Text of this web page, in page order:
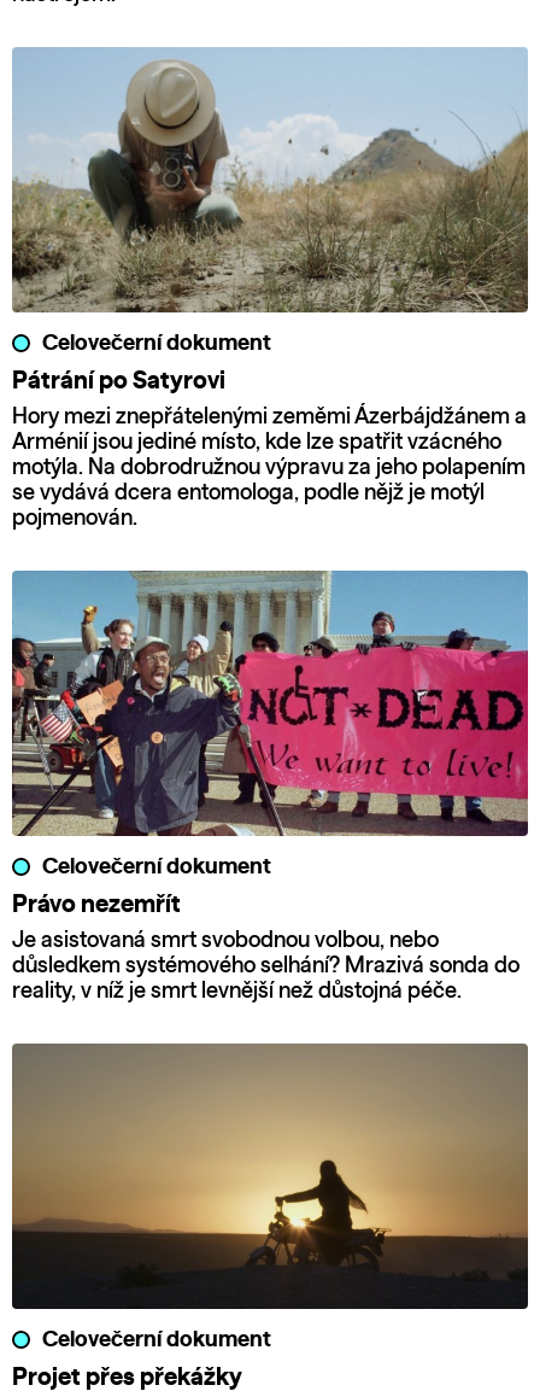
Celovečerní dokument
Pátrání po Satyrovi
Hory mezi znepřátelenými zeměmi Ázerbájdžánem a
Arménií jsou jediné místo, kde lze spatřit vzácného
motýla. Na dobrodružnou výpravu za jeho polapením
se vydává dcera entomologa, podle nějž je motýl
pojmenován.
Celovečerní dokument
Právo nezemřít
Je asistovaná smrt svobodnou volbou, nebo
důsledkem systémového selhání? Mrazivá sonda do
reality, v níž je smrt levnější než důstojná péče.
Celovečerní dokument
Projet přes překážky